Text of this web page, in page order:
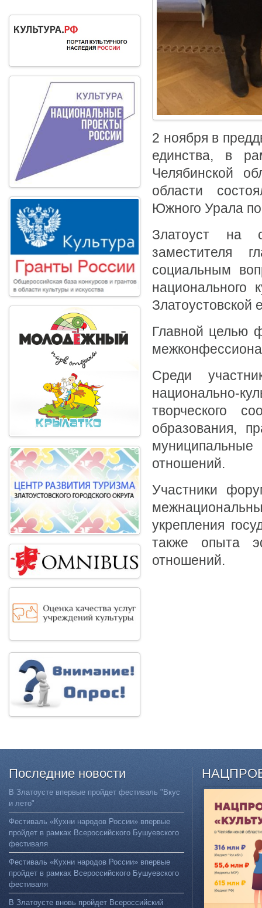
2 ноября в
единства, в
Челябинской
области
Южного Урала
Златоуст на
заместителя
социальным
национального
Златоустовской
Главной целью
Среди
национально-
творческого
образования,
отношений.
Участники
укрепления
также опыта
отношений.
Последние новости
В Златоусте впервые пройдет фестиваль "Вкус
и лето"
Фестиваль «Кухни народов России» впервые
пройдет в рамках Всероссийского Бушуевского
фестиваля
Фестиваль «Кухни народов России» впервые
пройдет в рамках Всероссийского Бушуевского
фестиваля
В Златоусте вновь пройдет Всероссийский